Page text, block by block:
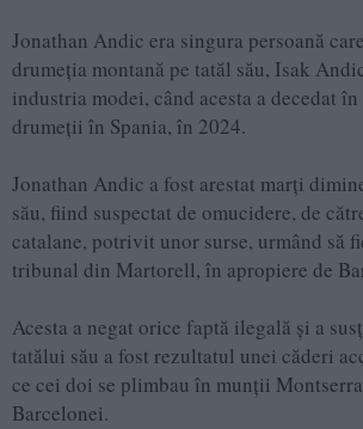
Jonathan Andic era singura persoană
drumeția montană pe tatăl său, Isak
industria modei, când acesta a decedat
drumeții în Spania, în 2024.
Jonathan Andic a fost arestat marți
său, fiind suspectat de omucidere, de
catalane, potrivit unor surse, urmând să
tribunal din Martorell, în apropiere de
Acesta a negat orice faptă ilegală și a
tatălui său a fost rezultatul unei căderi
ce cei doi se plimbau în munții
Barcelonei.